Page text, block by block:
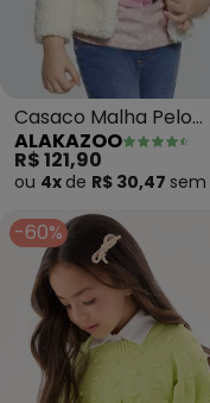
Casaco Malha Pelo
(Branco)
ALAKAZOO
R$ 121,90
ou 4x de R$ 30,47 sem
-60%